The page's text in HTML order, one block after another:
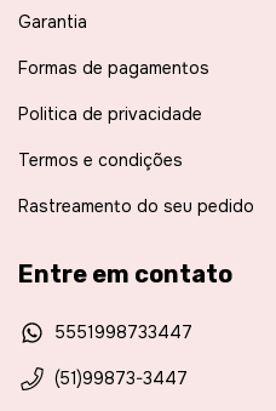
Garantia
Formas de pagamentos
Politica de privacidade
Termos e condições
Rastreamento do seu pedido
Entre em contato
5551998733447
(51)99873-3447